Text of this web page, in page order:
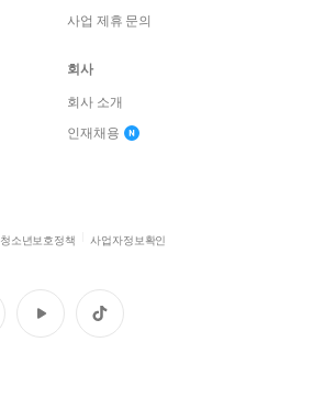
사업 제휴 문의
회사
회사 소개
인재채용
청소년보호정책 사업자정보확인
유
튜
틱
톡